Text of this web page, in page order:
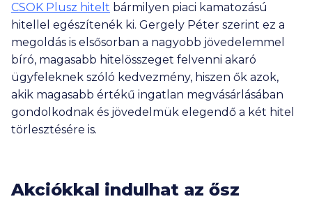
CSOK Plusz hitelt bármilyen piaci kamatozású
hitellel egészítenék ki. Gergely Péter szerint ez a
megoldás is elsősorban a nagyobb jövedelemmel
bíró, magasabb hitelösszeget felvenni akaró
ügyfeleknek szóló kedvezmény, hiszen ők azok,
akik magasabb értékű ingatlan megvásárlásában
gondolkodnak és jövedelmük elegendő a két hitel
törlesztésére is.
Akciókkal indulhat az ősz